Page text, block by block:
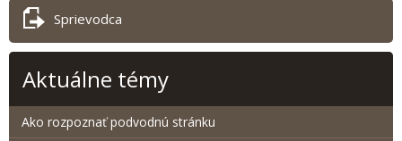
Sprievodca
Aktuálne témy
Ako rozpoznať podvodnú stránku